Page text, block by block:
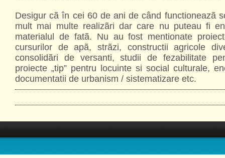
Desigur cã în cei 60 de ani de când functioneazã
mult mai multe realizãri dar care nu puteau fi
materialul de fatã. Nu au fost mentionate
cursurilor de apã, strãzi, constructii agricole
consolidãri de versanti, studii de fezabilitate
proiecte „tip” pentru locuinte si social culturale,
documentatii de urbanism / sistematizare etc.